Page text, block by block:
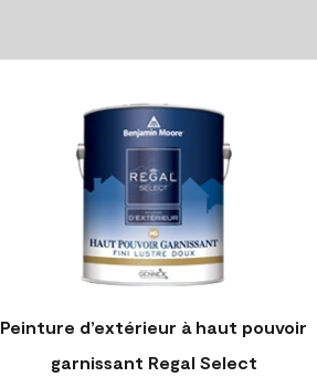
Peinture d’extérieur à haut pouvoir
garnissant Regal Select